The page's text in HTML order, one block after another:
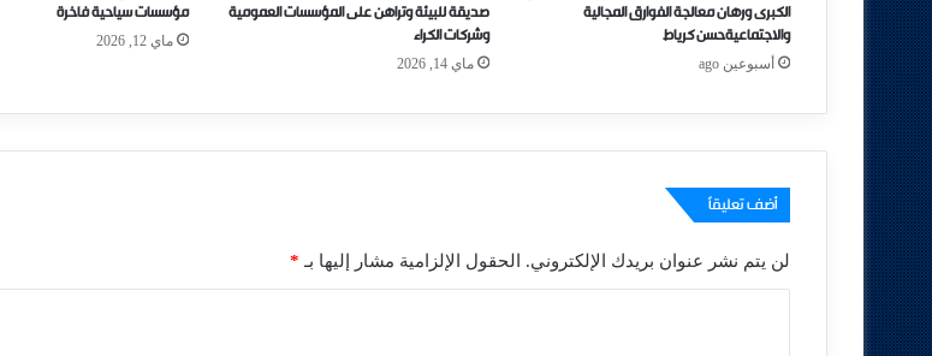
الكبرى ورهان معالجة الفوارق المجالية
والاجتماعيةحسن كرياط
أسبوعين ago
صديقة للبيئة وتراهن على المؤسسات العمومية
وشركات الكراء
ماي 14, 2026
مؤسسات سياحية فاخرة
ماي 12, 2026
أضف تعليقاً
لن يتم نشر عنوان بريدك الإلكتروني. الحقول الإلزامية مشار إليها بـ *